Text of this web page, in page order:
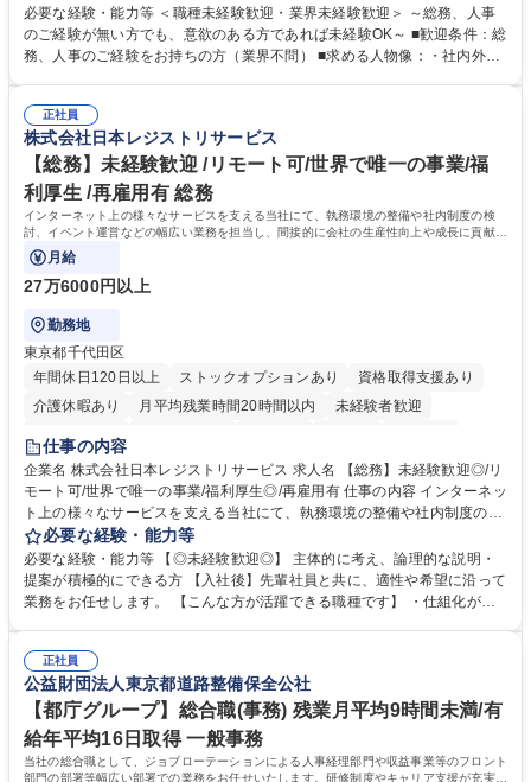
・採用・教育研修 ・福利厚生運用 など ※基本的には事務所勤務ですが、
採用や教育等の業務内容により、関西圏以外への日帰り・宿泊を伴う国内
出張もございます。 ※担当業務を持ちつつ、お互いに助け合いながら、総
必要な経験・能力等 ＜職種未経験歓迎・業界未経験歓迎＞ ～総務、人事
のご経験が無い方でも、意欲のある方であれば未経験OK～ ■歓迎条件：総
務、人事のご経験をお持ちの方（業界不問） ■求める人物像：・社内外の
正社員
株式会社日本レジストリサービス
【総務】未経験歓迎 /リモート可/世界で唯一の事業/福
利厚生 /再雇用有 総務
インターネット上の様々なサービスを支える当社にて、執務環境の整備や社内制度の検
討、イベント運営などの幅広い業務を担当し、間接的に会社の生産性向上や成長に貢献し
ている部署です。
月給
27万6000円以上
勤務地
東京都千代田区
年間休日120日以上
ストックオプションあり
資格取得支援あり
介護休暇あり
月平均残業時間20時間以内
未経験者歓迎
住宅手当あり
完全週休2日制
交通費支給 駅近5分以内 土日祝休み 服装自由
仕事の内容
企業名 株式会社日本レジストリサービス 求人名 【総務】未経験歓迎◎/リ
モート可/世界で唯一の事業/福利厚生◎/再雇用有 仕事の内容 インターネッ
ト上の様々なサービスを支える当社にて、執務環境の整備や社内制度の検
討、イベント運営などの幅広い業務を担当し、間接的に会社の生産性向上
や成長に貢献している部署です。 会社の全メンバーが安心して長く成果を
発揮できる環境を整えるために、毎日のメンテナンスや維持管理に加え、
新たな施策検討を積極的に行っていただき、会社全体を巻き込み課題解決
幅広い業務の体得が可能で、多様なキャリアパスを描くことも可能です。
募集職種 【総務】未経験歓迎◎/リモート可/世界で唯一の事業/福利厚生◎/
再雇用有
必要な経験・能力等
必要な経験・能力等 【◎未経験歓迎◎】 主体的に考え、論理的な説明・
提案が積極的にできる方 【入社後】先輩社員と共に、適性や希望に沿って
業務をお任せします。 【こんな方が活躍できる職種です】 ・仕組化が好
対処できる・新しいことに興味関心がある 【魅力】■自己啓発支援：資格
取得や通信教育など費用の80%（年間25万円まで）を補助 ■住宅手当：家
賃の50%（月額7万円まで）を補助 学歴・資格 学歴：大学院 大学 語学
力： 資格：
正社員
公益財団法人東京都道路整備保全公社
【都庁グループ】総合職(事務) 残業月平均9時間未満/有
給年平均16日取得 一般事務
当社の総合職として、ジョブローテーションによる人事経理部門や収益事業等のフロント
部門の部署等幅広い部署での業務をお任せいたします。研修制度やキャリア支援が充実し